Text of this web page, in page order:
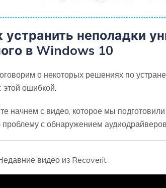
устранить неполадки
в Windows 10
о некоторых решениях по
ошибкой.
начнем с видео, которое мы
с обнаружением
видео из Recoverit